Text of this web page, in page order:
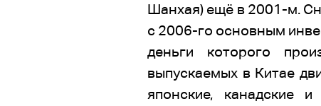
Шанхая) ещё в 2001-м.
с 2006-го основным
деньги которого
выпускаемых в Китае
японские, канадские